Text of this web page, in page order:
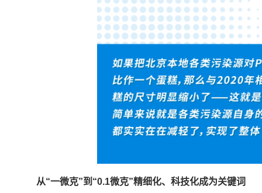
从“一微克”到“0.1微克”精细化、科技化成为关键词